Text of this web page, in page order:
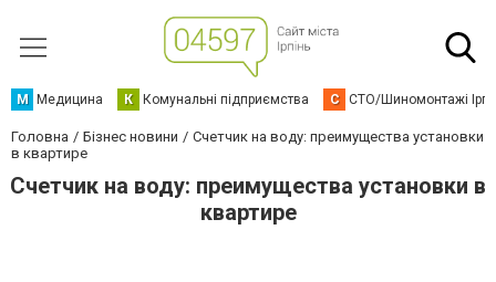
М Медицина К Комунальні підприємства С СТО/Шиномонтажі
Головна Бізнес новини
Счетчик на воду: преимущества установки
в квартире
Счетчик на воду: преимущества установки в
квартире